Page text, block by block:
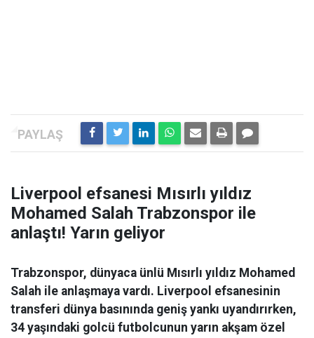
Liverpool efsanesi Mısırlı yıldız
Mohamed Salah Trabzonspor ile
anlaştı! Yarın geliyor
Trabzonspor, dünyaca ünlü Mısırlı yıldız Mohamed
Salah ile anlaşmaya vardı. Liverpool efsanesinin
transferi dünya basınında geniş yankı uyandırırken,
34 yaşındaki golcü futbolcunun yarın akşam özel